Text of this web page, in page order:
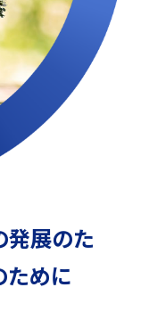
発展のた
ために